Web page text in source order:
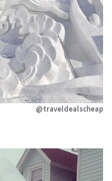
@traveldealscheap